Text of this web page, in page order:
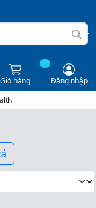
...
Giỏ hàng
Đăng nhập